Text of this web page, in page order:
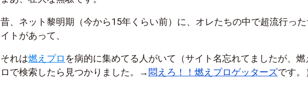
昔、ネット黎明期（今から15年くらい前）に、オレたちの中で超流行った
イトがあって、
それは燃えプロ を病的に集めてる人がいて（サイト名忘れてましたが、燃
ロで検索したら見つかりました。→悶えろ！！燃えプロゲッターズです。